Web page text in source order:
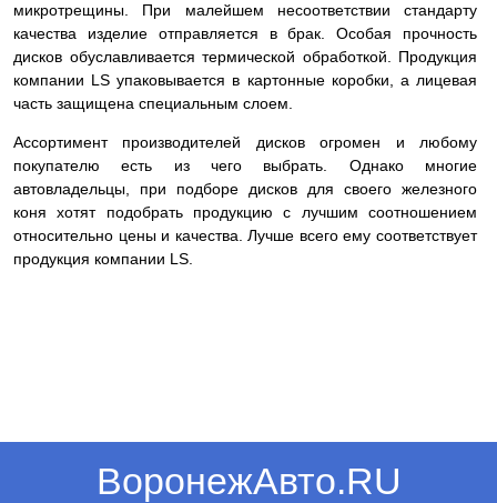
микротрещины. При малейшем несоответствии стандарту
качества изделие отправляется в брак. Особая прочность
дисков обуславливается термической обработкой. Продукция
компании LS упаковывается в картонные коробки, а лицевая
часть защищена специальным слоем.
Ассортимент производителей дисков огромен и любому
покупателю есть из чего выбрать. Однако многие
автовладельцы, при подборе дисков для своего железного
коня хотят подобрать продукцию с лучшим соотношением
относительно цены и качества. Лучше всего ему соответствует
продукция компании LS.
ВоронежАвто.RU